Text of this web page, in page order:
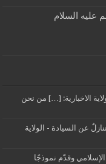
عليه السلام
الاخبارية: […] من نحن
عن السيادة - الولاية
وقدّم نموذجًا